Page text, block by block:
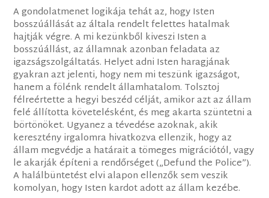
A gondolatmenet logikája tehát az, hogy Isten
bosszúállását az általa rendelt felettes hatalmak
hajtják végre. A mi kezünkből kiveszi Isten a
bosszúállást, az államnak azonban feladata az
igazságszolgáltatás. Helyet adni Isten haragjának
gyakran azt jelenti, hogy nem mi teszünk igazságot,
hanem a fölénk rendelt államhatalom. Tolsztoj
félreértette a hegyi beszéd célját, amikor azt az állam
felé állította követelésként, és meg akarta szüntetni a
börtönöket. Ugyanez a tévedése azoknak, akik
keresztény irgalomra hivatkozva ellenzik, hogy az
állam megvédje a határait a tömeges migrációtól, vagy
le akarják építeni a rendőrséget („Defund the Police”).
A halálbüntetést elvi alapon ellenzők sem veszik
komolyan, hogy Isten kardot adott az állam kezébe.